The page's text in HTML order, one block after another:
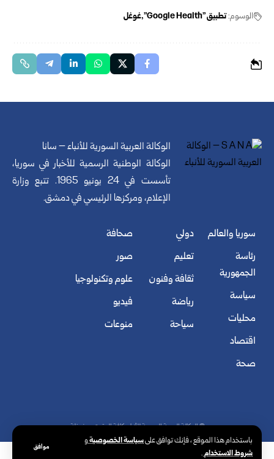
باستخدام هذا الموقع ، فإنك توافق علىسياسة الخصوصيةو
شروط الاستخدام.
موافق
الوسوم:تطبيق "Google Health" غوغل
الوكالة العربية السورية للأنباء – سانا
الوكالة الوطنية الرسمية للأخبار في سوريا،
تأسست في 24 يونيو 1965. تتبع وزارة
الإعلام، ومركزها الرئيسي في دمشق.
سوريا والعالم
رئاسة
الجمهورية
سياسة
محليات
اقتصاد
صحة
دولي
تعليم
ثقافة وفنون
رياضة
سياحة
صحافة
صور
علوم وتكنولوجيا
فيديو
منوعات
© الوكالة العربية السورية للأنباء. كافة الحقوق محفوظة.